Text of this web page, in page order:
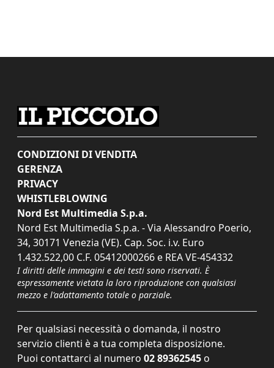
CONDIZIONI DI VENDITA
GERENZA
PRIVACY
WHISTLEBLOWING
Nord Est Multimedia S.p.a.
Nord Est Multimedia S.p.a. - Via Alessandro Poerio,
34, 30171 Venezia (VE). Cap. Soc. i.v. Euro
1.432.522,00 C.F. 05412000266 e REA VE-454332
I diritti delle immagini e dei testi sono riservati. È
espressamente vietata la loro riproduzione con qualsiasi
mezzo e l'adattamento totale o parziale.
Per qualsiasi necessità o domanda, il nostro
servizio clienti è a tua completa disposizione.
Puoi contattarci al numero 02 89362545 o